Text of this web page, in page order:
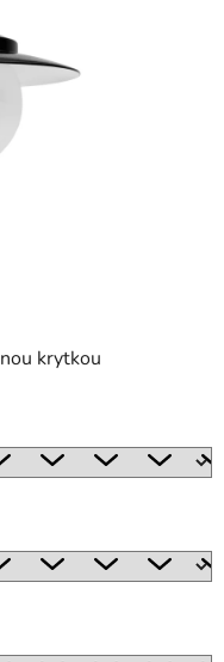
krytkou